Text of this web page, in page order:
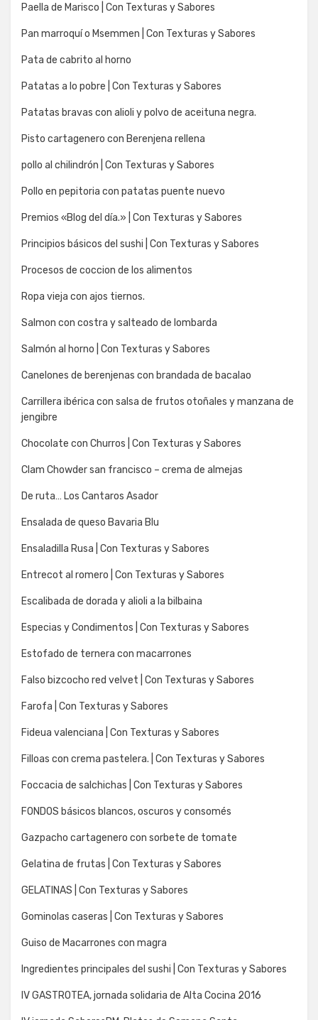
Paella de Marisco | Con Texturas y Sabores
Pan marroquí o Msemmen | Con Texturas y Sabores
Pata de cabrito al horno
Patatas a lo pobre | Con Texturas y Sabores
Patatas bravas con alioli y polvo de aceituna negra.
Pisto cartagenero con Berenjena rellena
pollo al chilindrón | Con Texturas y Sabores
Pollo en pepitoria con patatas puente nuevo
Premios «Blog del día.» | Con Texturas y Sabores
Principios básicos del sushi | Con Texturas y Sabores
Procesos de coccion de los alimentos
Ropa vieja con ajos tiernos.
Salmon con costra y salteado de lombarda
Salmón al horno | Con Texturas y Sabores
Canelones de berenjenas con brandada de bacalao
Carrillera ibérica con salsa de frutos otoñales y manzana de
jengibre
Chocolate con Churros | Con Texturas y Sabores
Clam Chowder san francisco – crema de almejas
De ruta… Los Cantaros Asador
Ensalada de queso Bavaria Blu
Ensaladilla Rusa | Con Texturas y Sabores
Entrecot al romero | Con Texturas y Sabores
Escalibada de dorada y alioli a la bilbaina
Especias y Condimentos | Con Texturas y Sabores
Estofado de ternera con macarrones
Falso bizcocho red velvet | Con Texturas y Sabores
Farofa | Con Texturas y Sabores
Fideua valenciana | Con Texturas y Sabores
Filloas con crema pastelera. | Con Texturas y Sabores
Foccacia de salchichas | Con Texturas y Sabores
FONDOS básicos blancos, oscuros y consomés
Gazpacho cartagenero con sorbete de tomate
Gelatina de frutas | Con Texturas y Sabores
GELATINAS | Con Texturas y Sabores
Gominolas caseras | Con Texturas y Sabores
Guiso de Macarrones con magra
Ingredientes principales del sushi | Con Texturas y Sabores
IV GASTROTEA, jornada solidaria de Alta Cocina 2016